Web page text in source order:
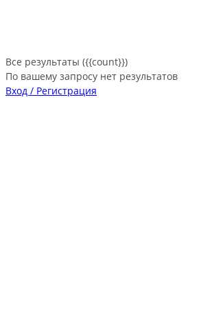
Все результаты ({{count}})
По вашему запросу нет результатов
Вход / Регистрация